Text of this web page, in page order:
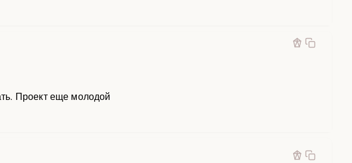
Проект еще молодой